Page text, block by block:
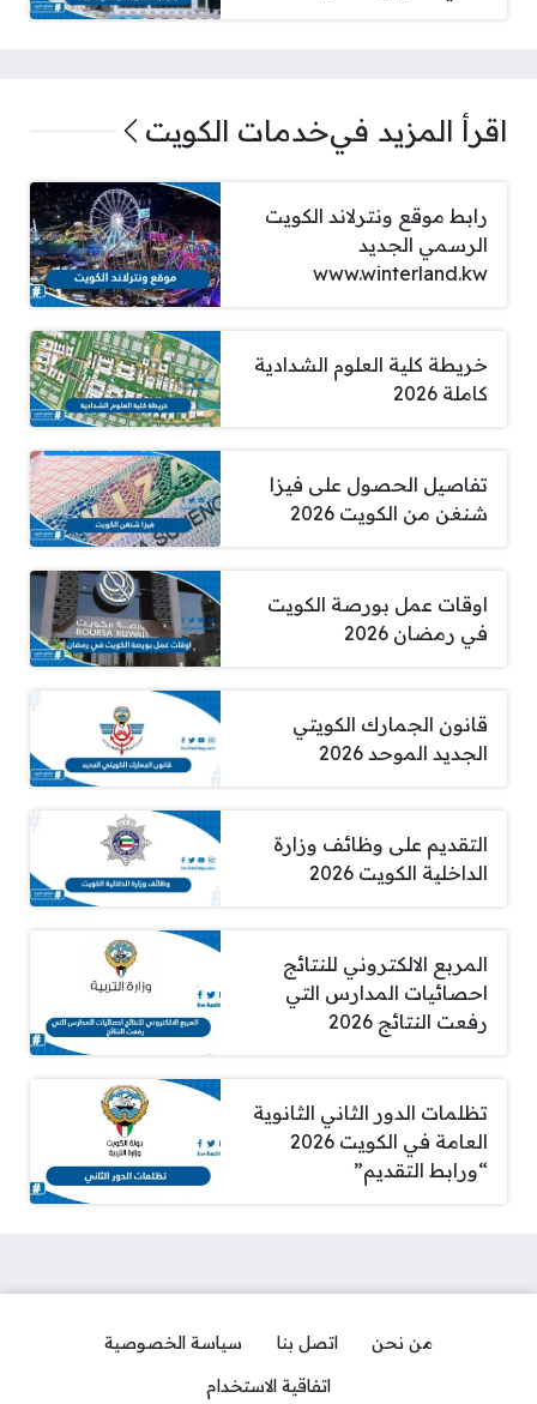
اقرأ المزيد فيخدمات الكويت
رابط موقع ونترلاند الكويت
الرسمي الجديد
www.winterland.kw
خريطة كلية العلوم الشدادية
كاملة 2026
تفاصيل الحصول على فيزا
شنغن من الكويت 2026
اوقات عمل بورصة الكويت
في رمضان 2026
قانون الجمارك الكويتي
الجديد الموحد 2026
التقديم على وظائف وزارة
الداخلية الكويت 2026
المربع الالكتروني للنتائج
احصائيات المدارس التي
رفعت النتائج 2026
تظلمات الدور الثاني الثانوية
العامة في الكويت 2026
“ورابط التقديم”
من نحن اتصل بنا
سياسة الخصوصية
اتفاقية الاستخدام